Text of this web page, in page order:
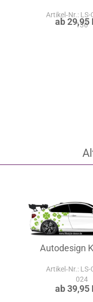
Artikel‑Nr.:
136
ab 29,95
Autodesign
Artikel‑Nr.:
024
ab 39,95